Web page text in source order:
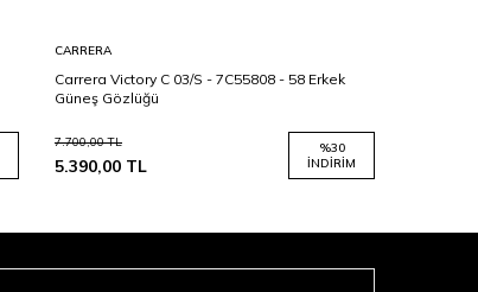
CARRERA
Carrera Victory C 03/S - 7C55808 - 58 Erkek
Güneş Gözlüğü
7.700,00TL
5.390,00 TL
%30
İNDIRIM